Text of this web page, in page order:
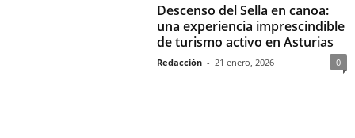
Descenso del Sella en canoa:
una experiencia imprescindible
de turismo activo en Asturias
Redacción - 21 enero, 2026 0